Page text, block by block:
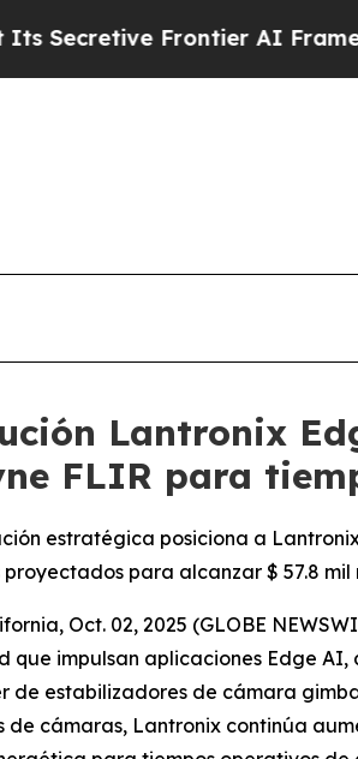
AI FrameworkThe
Lantronix
FLIR para
estratégica posiciona a
para alcanzar $ 57.8 mil
Oct. 02, 2025 (GLOBE
que impulsan aplicaciones Edge AI,
de estabilizadores de cámara
de cámaras, Lantronix continúa